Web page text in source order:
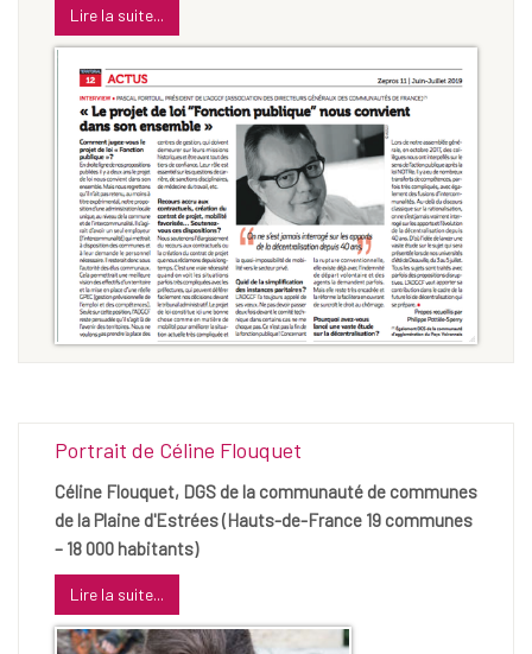
Lire la suite...
Portrait de Céline Flouquet
Céline Flouquet, DGS de la communauté de communes
de la Plaine d'Estrées (Hauts-de-France 19 communes
– 18 000 habitants)
Lire la suite...